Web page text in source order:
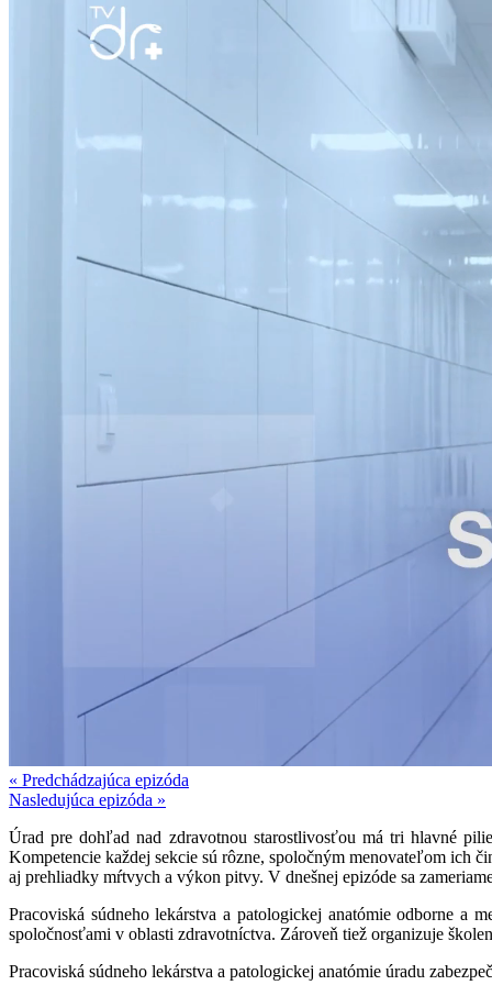
« Predchádzajúca epizóda
Nasledujúca epizóda »
Úrad pre dohľad nad zdravotnou starostlivosťou má tri hlavné
Kompetencie každej sekcie sú rôzne, spoločným menovateľom ich
aj prehliadky mŕtvych a výkon pitvy. V dnešnej epizóde sa
Pracoviská súdneho lekárstva a patologickej anatómie odborne a
spoločnosťami v oblasti zdravotníctva. Zároveň tiež organizuje
Pracoviská súdneho lekárstva a patologickej anatómie úradu